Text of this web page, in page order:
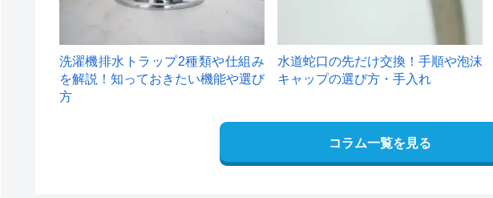
洗濯機排水トラップ2種類や仕組み
を解説！知っておきたい機能や選び
方
水道蛇口の先だけ交換！手順や泡沫
キャップの選び方・手入れ
コラム一覧を見る